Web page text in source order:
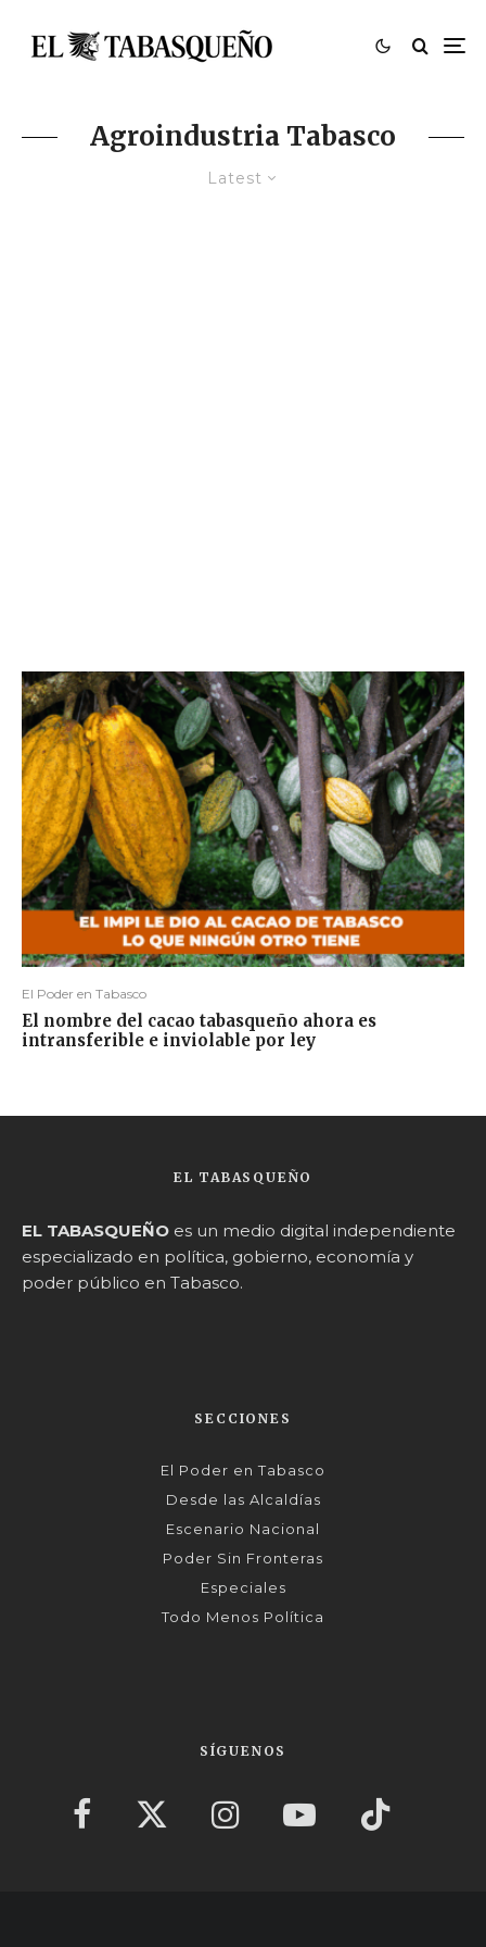
Agroindustria Tabasco
Latest
El Poder en Tabasco
El nombre del cacao tabasqueño ahora es
intransferible e inviolable por ley
EL TABASQUEÑO
EL TABASQUEÑO es un medio digital independiente
especializado en política, gobierno, economía y
poder público en Tabasco.
SECCIONES
El Poder en Tabasco
Desde las Alcaldías
Escenario Nacional
Poder Sin Fronteras
Especiales
Todo Menos Política
SÍGUENOS